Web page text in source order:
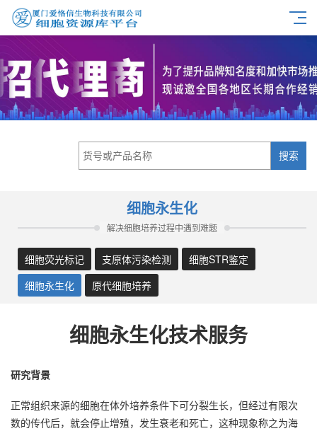
搜索
细胞永生化
解决细胞培养过程中遇到难题
细胞荧光标记 支原体污染检测
细胞STR鉴定
细胞永生化
原代细胞培养
细胞永生化技术服务
研究背景
正常组织来源的细胞在体外培养条件下可分裂生长，但经过有限次
数的传代后，就会停止增殖，发生衰老和死亡，这种现象称之为海